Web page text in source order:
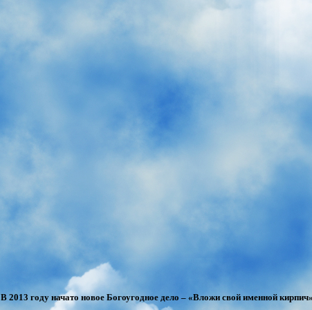
В 2013 году начато новое Богоугодное дело – «Вложи свой именной